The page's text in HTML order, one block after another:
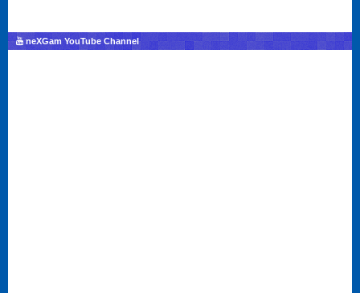
neXGam YouTube Channel